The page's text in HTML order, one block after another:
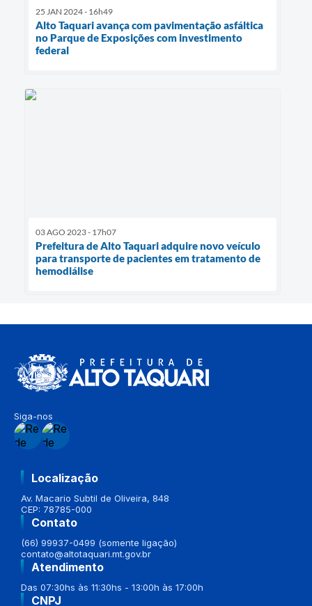
25 JAN 2024 - 16h49
Alto Taquari avança com pavimentação asfáltica
no Parque de Exposições com investimento
federal
03 AGO 2023 - 17h07
Prefeitura de Alto Taquari adquire novo veículo
para transporte de pacientes em tratamento de
hemodiálise
Siga-nos
Localização
Av. Macario Subtil de Oliveira, 848
CEP: 78785-000
Contato
(66) 99937-0499 (somente ligação)
contato@altotaquari.mt.gov.br
Atendimento
Das 07:30hs às 11:30hs - 13:00h às 17:00h
CNPJ